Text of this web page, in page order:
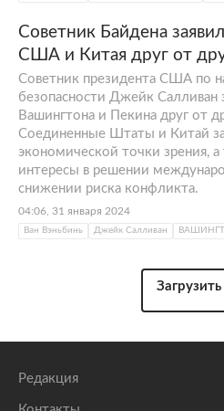
Советник Байдена
США и Китая друг от
Советник президента США по
безопасности Джейк Салливан
Вашингтона и Пекина друг от
Соединенные Штаты и Китай
экономической точки зрения,
интересы в решении
снижении риска конфликта.
04:06, 31 января 2024
Ван Вэньбинь Джейк Салливан
Редакция